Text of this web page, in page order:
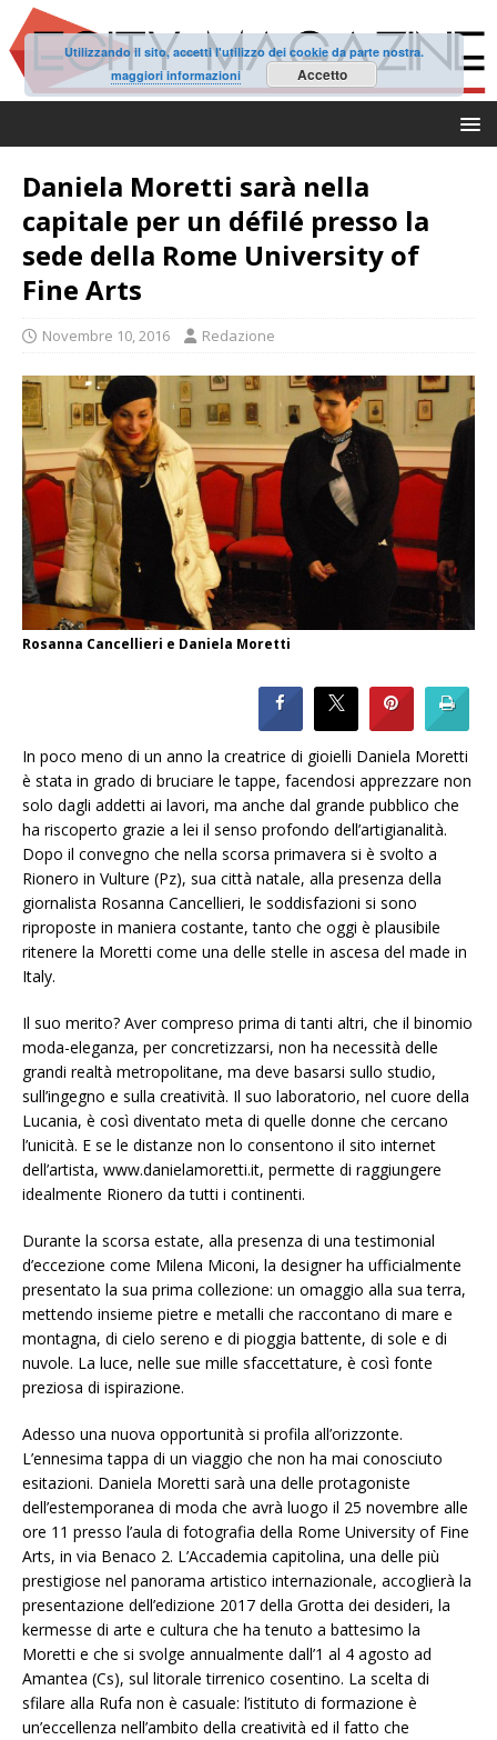
Daniela Moretti sarà nella
capitale per un défilé presso la
sede della Rome University of
Fine Arts
Novembre 10, 2016 Redazione
Rosanna Cancellieri e Daniela Moretti
In poco meno di un anno la creatrice di gioielli Daniela Moretti
è stata in grado di bruciare le tappe, facendosi apprezzare non
solo dagli addetti ai lavori, ma anche dal grande pubblico che
ha riscoperto grazie a lei il senso profondo dell’artigianalità.
Dopo il convegno che nella scorsa primavera si è svolto a
Rionero in Vulture (Pz), sua città natale, alla presenza della
giornalista Rosanna Cancellieri, le soddisfazioni si sono
riproposte in maniera costante, tanto che oggi è plausibile
ritenere la Moretti come una delle stelle in ascesa del made in
Italy.
Il suo merito? Aver compreso prima di tanti altri, che il binomio
moda-eleganza, per concretizzarsi, non ha necessità delle
grandi realtà metropolitane, ma deve basarsi sullo studio,
sull’ingegno e sulla creatività. Il suo laboratorio, nel cuore della
Lucania, è così diventato meta di quelle donne che cercano
l’unicità. E se le distanze non lo consentono il sito internet
dell’artista, www.danielamoretti.it, permette di raggiungere
idealmente Rionero da tutti i continenti.
Durante la scorsa estate, alla presenza di una testimonial
d’eccezione come Milena Miconi, la designer ha ufficialmente
presentato la sua prima collezione: un omaggio alla sua terra,
mettendo insieme pietre e metalli che raccontano di mare e
montagna, di cielo sereno e di pioggia battente, di sole e di
nuvole. La luce, nelle sue mille sfaccettature, è così fonte
preziosa di ispirazione.
Adesso una nuova opportunità si profila all’orizzonte.
L’ennesima tappa di un viaggio che non ha mai conosciuto
esitazioni. Daniela Moretti sarà una delle protagoniste
dell’estemporanea di moda che avrà luogo il 25 novembre alle
ore 11 presso l’aula di fotografia della Rome University of Fine
Arts, in via Benaco 2. L’Accademia capitolina, una delle più
prestigiose nel panorama artistico internazionale, accoglierà la
presentazione dell’edizione 2017 della Grotta dei desideri, la
kermesse di arte e cultura che ha tenuto a battesimo la
Moretti e che si svolge annualmente dall’1 al 4 agosto ad
Amantea (Cs), sul litorale tirrenico cosentino. La scelta di
sfilare alla Rufa non è casuale: l’istituto di formazione è
un’eccellenza nell’ambito della creatività ed il fatto che
Utilizzando il sito, accetti l'utilizzo dei cookie da parte nostra.
maggiori informazioni
Accetto